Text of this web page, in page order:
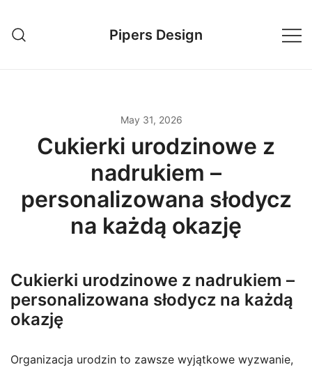
content
Pipers Design
May 31, 2026
Cukierki urodzinowe z
nadrukiem –
personalizowana słodycz
na każdą okazję
Cukierki urodzinowe z nadrukiem –
personalizowana słodycz na każdą
okazję
Organizacja urodzin to zawsze wyjątkowe wyzwanie,